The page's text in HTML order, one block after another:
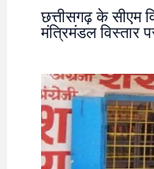
छत्तीसगढ़ के सीएम
मंत्रिमंडल विस्तार